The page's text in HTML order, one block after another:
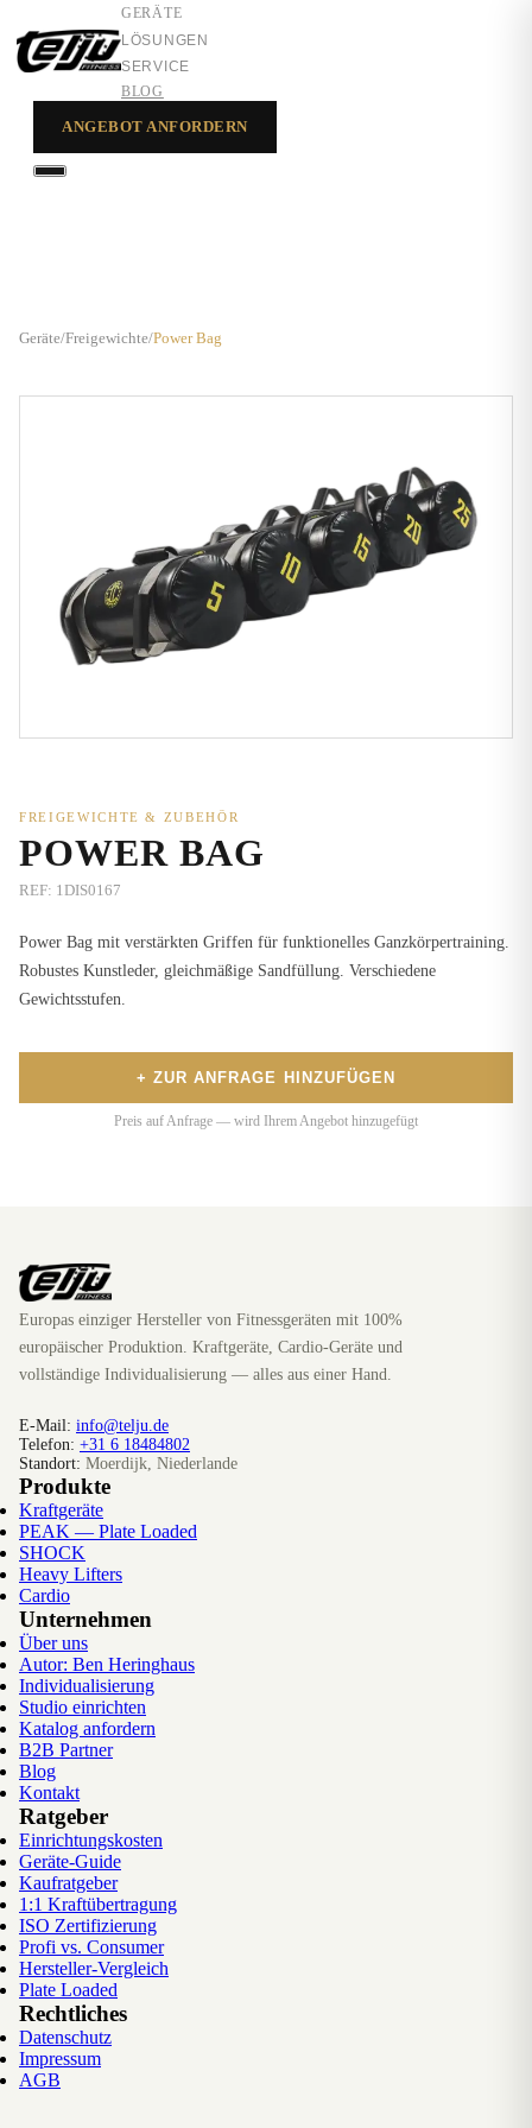
GERÄTE
LÖSUNGEN
SERVICE
BLOG
ANGEBOT ANFORDERN
Geräte/Freigewichte/Power Bag
FREIGEWICHTE & ZUBEHÖR
POWER BAG
REF: 1DIS0167
Power Bag mit verstärkten Griffen für funktionelles Ganzkörpertraining.
Robustes Kunstleder, gleichmäßige Sandfüllung. Verschiedene
Gewichtsstufen.
+ ZUR ANFRAGE HINZUFÜGEN
Preis auf Anfrage — wird Ihrem Angebot hinzugefügt
Europas einziger Hersteller von Fitnessgeräten mit 100%
europäischer Produktion. Kraftgeräte, Cardio-Geräte und
vollständige Individualisierung — alles aus einer Hand.
E-Mail: info@telju.de
Telefon: +31 6 18484802
Standort: Moerdijk, Niederlande
Produkte
Kraftgeräte
PEAK — Plate Loaded
SHOCK
Heavy Lifters
Cardio
Unternehmen
Über uns
Autor: Ben Heringhaus
Individualisierung
Studio einrichten
Katalog anfordern
B2B Partner
Blog
Kontakt
Ratgeber
Einrichtungskosten
Geräte-Guide
Kaufratgeber
1:1 Kraftübertragung
ISO Zertifizierung
Profi vs. Consumer
Hersteller-Vergleich
Plate Loaded
Rechtliches
Datenschutz
Impressum
AGB